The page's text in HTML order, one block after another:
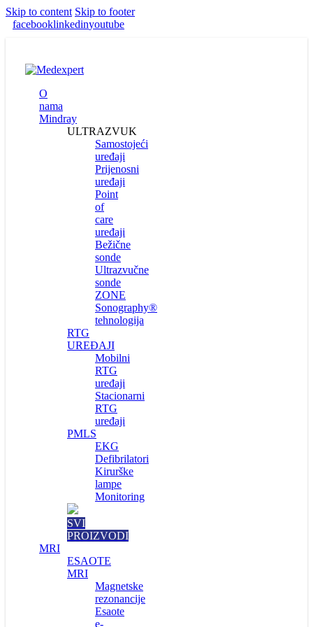
Skip to content Skip to footer
facebooklinkedinyoutube
O
nama
Mindray
ULTRAZVUK
Samostojeći
uređaji
Prijenosni
uređaji
Point
of
care
uređaji
Bežične
sonde
Ultrazvučne
sonde
ZONE
Sonography®
tehnologija
RTG
UREĐAJI
Mobilni
RTG
uređaji
Stacionarni
RTG
uređaji
PMLS
EKG
Defibrilatori
Kirurške
lampe
Monitoring
SVI
PROIZVODI
MRI
ESAOTE
MRI
Magnetske
rezonancije
Esaote
e-